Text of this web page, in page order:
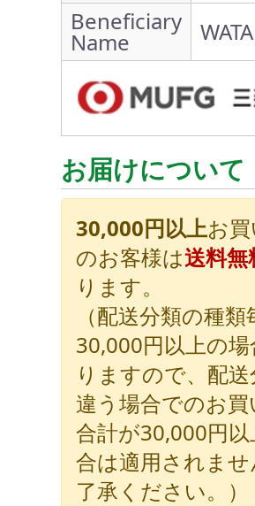
Beneficiary
Name
お届けについて
30,000円以上お
のお客様は送料無
ります。
（配送分類の種
30,000円以上の場
りますので、配
違う場合でのお
合計が30,000円
合は適用されま
了承ください。）